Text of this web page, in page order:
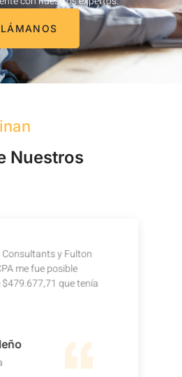
Nuestros
CPA & Consultants ha
es
con toda